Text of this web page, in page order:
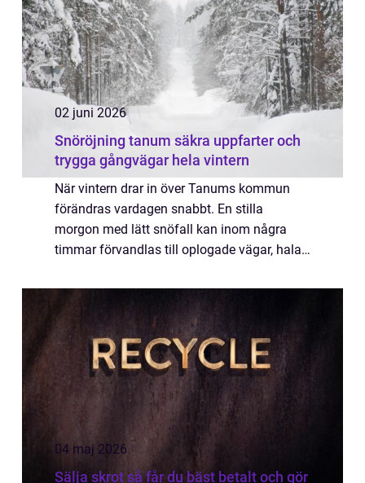
02 juni 2026
Snöröjning tanum säkra uppfarter och
trygga gångvägar hela vintern
När vintern drar in över Tanums kommun
förändras vardagen snabbt. En stilla
morgon med lätt snöfall kan inom några
timmar förvandlas till oplogade vägar, hala
tar sig fram. För både privatpersoner och
företa...
04 maj 2026
Sälja skrot så får du bäst betalt och gör